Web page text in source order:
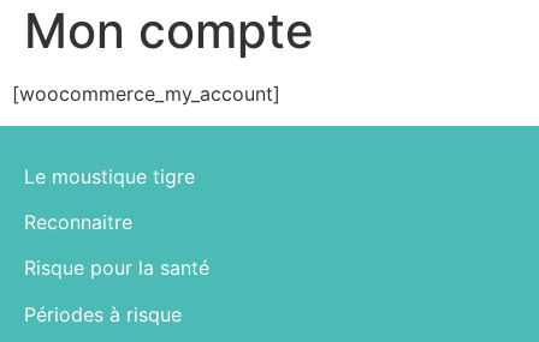
Mon compte
[woocommerce_my_account]
Le moustique tigre
Reconnaitre
Risque pour la santé
Périodes à risque